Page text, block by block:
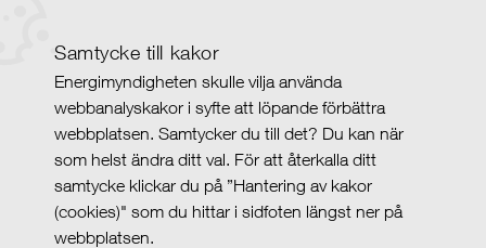
Samtycke till kakor
Energimyndigheten skulle vilja använda
webbanalyskakor i syfte att löpande förbättra
webbplatsen. Samtycker du till det? Du kan när
som helst ändra ditt val. För att återkalla ditt
samtycke klickar du på ”Hantering av kakor
(cookies)" som du hittar i sidfoten längst ner på
webbplatsen.